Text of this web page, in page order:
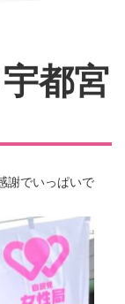
都宮
謝でいっぱいで